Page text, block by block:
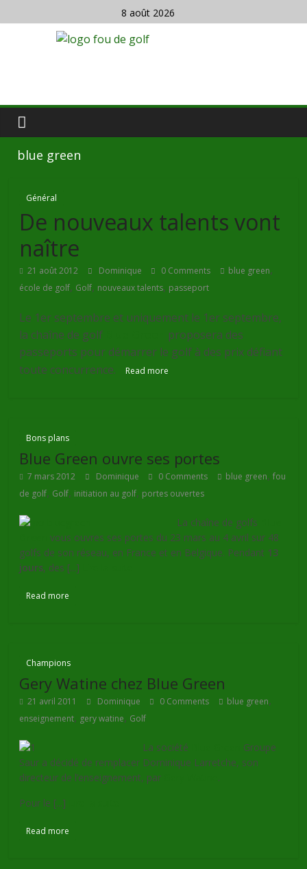
8 août 2026
blue green
Général
De nouveaux talents vont
naître
21 août 2012 Dominique 0 Comments blue green,
école de golf, Golf, nouveaux talents, passeport
Le 1er septembre et uniquement le 1er septembre,
la chaîne de golf
proposera des
passeports pour démarrer le golf à des prix défiant
toute concurrence.
Read more
Bons plans
Blue Green ouvre ses portes
7 mars 2012 Dominique 0 Comments blue green,fou
de golf, Golf, initiation au golf, portes ouvertes
La chaîne de golfs
vous ouvres ses portes du 23 mars au 4 avril sur 48
golfs de son réseau, en France et en Belgique. Pendant 13
jours, des [...]
Read more
Champions
Gery Watine chez Blue Green
21 avril 2011 Dominique 0 Comments blue green,
enseignement, gery watine, Golf
La société
Groupe
Saur a décidé de remplacer Dominique Larretche, son
directeur de l’enseignement, par
.
Pour le [...]
Read more